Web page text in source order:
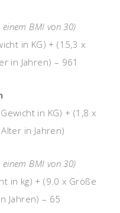
BMI von 30)
in KG) + (15,3 x
in Jahren) – 961
in KG) + (1,8 x
in Jahren)
BMI von 30)
in kg) + (9.0 x Größe
Jahren) – 65